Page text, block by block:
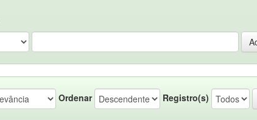
Ordenar Registro(s)